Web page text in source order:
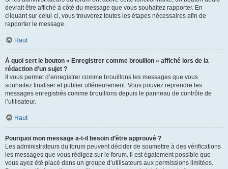
devrait être affiché à côté du message que vous souhaitez rapporter. En
cliquant sur celui-ci, vous trouverez toutes les étapes nécessaires afin de
rapporter le message.
Haut
À quoi sert le bouton « Enregistrer comme brouillon » affiché lors de la
rédaction d’un sujet ?
Il vous permet d’enregistrer comme brouillons les messages que vous
souhaitez finaliser et publier ultérieurement. Vous pouvez reprendre les
messages enregistrés comme brouillons depuis le panneau de contrôle de
l’utilisateur.
Haut
Pourquoi mon message a-t-il besoin d’être approuvé ?
Les administrateurs du forum peuvent décider de soumettre à des vérifications
les messages que vous rédigez sur le forum. Il est également possible que
vous ayez été placé dans un groupe d’utilisateurs aux permissions limitées.